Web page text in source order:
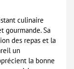
culinaire
gourmande. Sa
des repas et la
un
la bonne